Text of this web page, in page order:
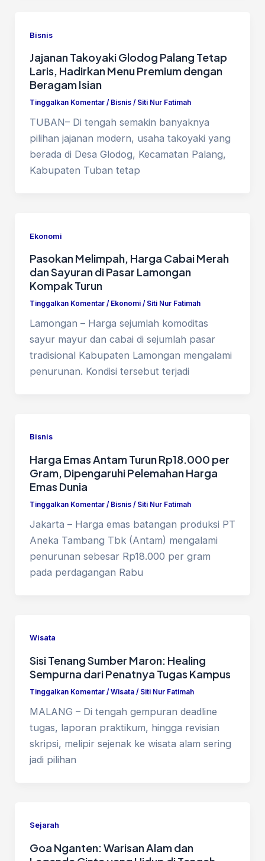
Bisnis
Jajanan Takoyaki Glodog Palang Tetap
Laris, Hadirkan Menu Premium dengan
Beragam Isian
Tinggalkan Komentar / Bisnis/ Siti Nur Fatimah
TUBAN– Di tengah semakin banyaknya
pilihan jajanan modern, usaha takoyaki yang
berada di Desa Glodog, Kecamatan Palang,
Kabupaten Tuban tetap
Ekonomi
Pasokan Melimpah, Harga Cabai Merah
dan Sayuran di Pasar Lamongan
Kompak Turun
Tinggalkan Komentar / Ekonomi/ Siti Nur Fatimah
Lamongan – Harga sejumlah komoditas
sayur mayur dan cabai di sejumlah pasar
tradisional Kabupaten Lamongan mengalami
penurunan. Kondisi tersebut terjadi
Bisnis
Harga Emas Antam Turun Rp18.000 per
Gram, Dipengaruhi Pelemahan Harga
Emas Dunia
Tinggalkan Komentar / Bisnis/ Siti Nur Fatimah
Jakarta – Harga emas batangan produksi PT
Aneka Tambang Tbk (Antam) mengalami
penurunan sebesar Rp18.000 per gram
pada perdagangan Rabu
Wisata
Sisi Tenang Sumber Maron: Healing
Sempurna dari Penatnya Tugas Kampus
Tinggalkan Komentar /Wisata/ Siti Nur Fatimah
MALANG – Di tengah gempuran deadline
tugas, laporan praktikum, hingga revisian
skripsi, melipir sejenak ke wisata alam sering
jadi pilihan
Sejarah
Goa Nganten: Warisan Alam dan